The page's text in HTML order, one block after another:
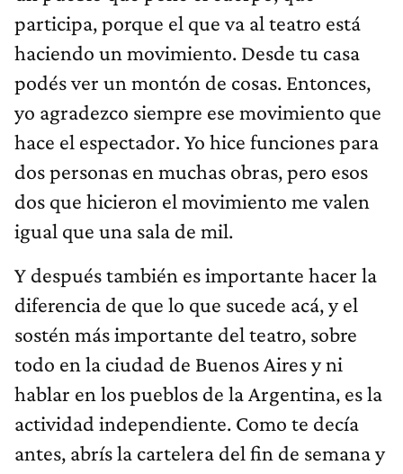
participa, porque el que va al teatro está
haciendo un movimiento. Desde tu casa
podés ver un montón de cosas. Entonces,
yo agradezco siempre ese movimiento que
hace el espectador. Yo hice funciones para
dos personas en muchas obras, pero esos
dos que hicieron el movimiento me valen
igual que una sala de mil.
Y después también es importante hacer la
diferencia de que lo que sucede acá, y el
sostén más importante del teatro, sobre
todo en la ciudad de Buenos Aires y ni
hablar en los pueblos de la Argentina, es la
actividad independiente. Como te decía
antes, abrís la cartelera del fin de semana y